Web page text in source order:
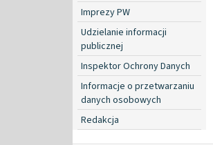
Imprezy PW
Udzielanie informacji
publicznej
Inspektor Ochrony Danych
Informacje o przetwarzaniu
danych osobowych
Redakcja